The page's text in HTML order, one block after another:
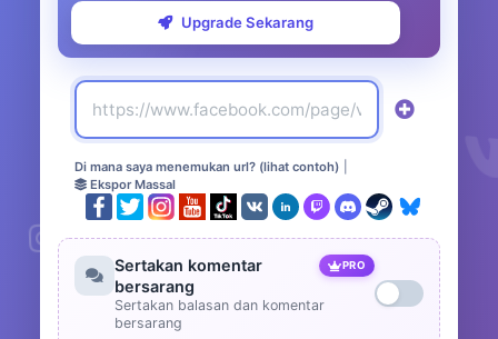
Upgrade Sekarang
Di mana saya menemukan url? (lihat contoh)
Ekspor Massal
Sertakan komentar
bersarang
PRO
Sertakan balasan dan komentar
bersarang